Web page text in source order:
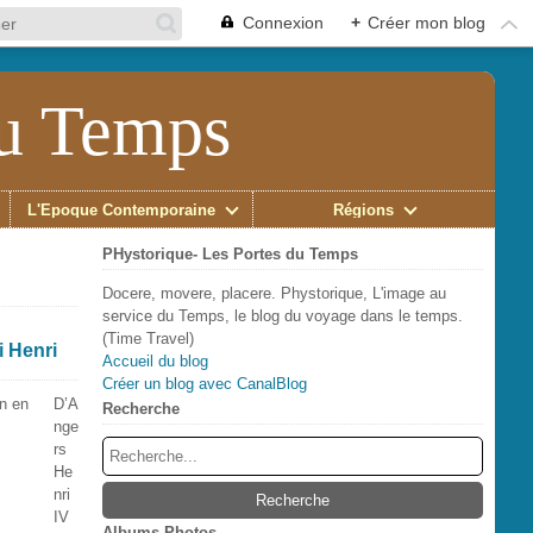
Connexion + Créer mon blog
Temps
L'Époque Contemporaine Régions
Henri
D’A
nge
rs
He
nri
IV
PHystorique- Les Portes du Temps
Docere, movere, placere. Phystorique, L'image au
service du Temps, le blog du voyage dans le temps.
(Time Travel)
Accueil du blog
Créer un blog avec CanalBlog
Recherche